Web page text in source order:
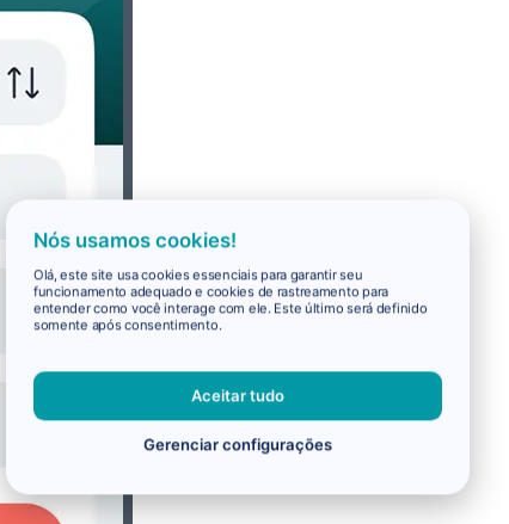
Nós usamos cookies!
Olá, este site usa cookies essenciais para garantir seu
funcionamento adequado e cookies de rastreamento para
entender como você interage com ele. Este último será definido
somente após consentimento.
Aceitar tudo
Gerenciar configurações